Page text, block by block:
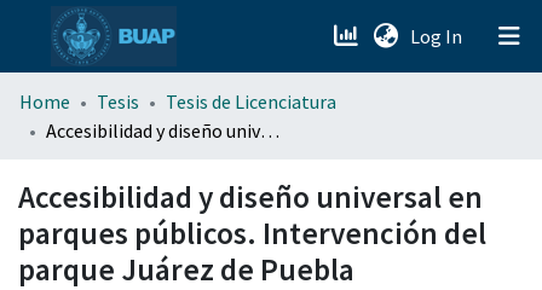
Log In (current)
menu.section.about_menu
Home Tesis
Tesis de Licenciatura
Accesibilidad y diseño universal en parques públicos. Intervención del parque Juárez de Puebla
Accesibilidad y diseño universal en
parques públicos. Intervención del
parque Juárez de Puebla